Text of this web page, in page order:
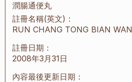
潤腸通便丸
註冊名稱(英文)：
RUN CHANG TONG BIAN WAN
註冊日期：
2008年3月31日
內容最後更新日期：